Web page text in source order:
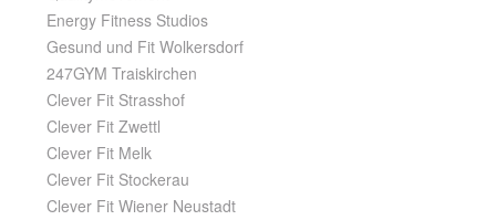
Energy Fitness Studios
Gesund und Fit Wolkersdorf
247GYM Traiskirchen
Clever Fit Strasshof
Clever Fit Zwettl
Clever Fit Melk
Clever Fit Stockerau
Clever Fit Wiener Neustadt